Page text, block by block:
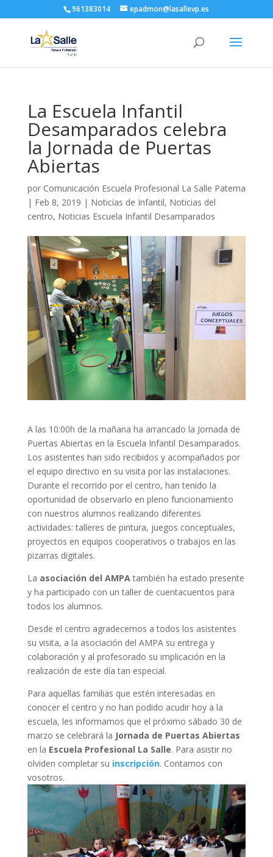
961383014 epadmon@lasallevp.es
La Escuela Infantil
Desamparados celebra
la Jornada de Puertas
Abiertas
por Comunicación Escuela Profesional La Salle Paterna
| Feb 8, 2019 | Noticias de Infantil, Noticias del
centro, Noticias Escuela Infantil Desamparados
A las 10:00h de la mañana ha arrancado la Jornada de
Puertas Abiertas en la Escuela Infantil Desamparados.
Los asistentes han sido recibidos y acompañados por
el equipo directivo en su visita por las instalaciones.
Durante el recorrido por el centro, han tenido la
oportunidad de observarlo en pleno funcionamiento
con nuestros alumnos realizando diferentes
actividades: talleres de pintura, juegos conceptuales,
proyectos en equipos cooperativos o trabajos en las
pizarras digitales.
La asociación del AMPA también ha estado presente
y ha participado con un taller de cuentacuentos para
todos los alumnos.
Desde el centro agradecemos a todos los asistentes
su visita, a la asociación del AMPA su entrega y
colaboración y al profesorado su implicación en la
realización de este día tan especial.
Para aquellas familias que estén interesadas en
conocer el centro y no han podido acudir hoy a la
escuela, les informamos que el próximo sábado 30 de
marzo se celebrará la Jornada de Puertas Abiertas
en la Escuela Profesional La Salle. Para asistir no
olviden completar su inscripción. Contamos con
vosotros.